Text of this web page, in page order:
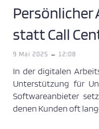
statt Call
9 Mai 2025 - 12:08
In der digitalen
Unterstützung für
Softwareanbieter
denen Kunden oft